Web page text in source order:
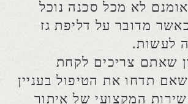
דליפת גז אתם עלולים לסכן את עצמכם
ואת בני ביתכם מאוד. לכן חשוב להזמין
כבר עכשיוטכנאי גזשיוכל להגיע כמה
שיותר מהר, לבדוק את המצב ולהחליט מה
עושים בנידון.
גז זה אומנם מסוג אותם הדברים שאנחנו
לא רואים בעין ולא יכולים לגעת בהם, אך
הם עלולים לגרום לפגיעה חמורה בנפש